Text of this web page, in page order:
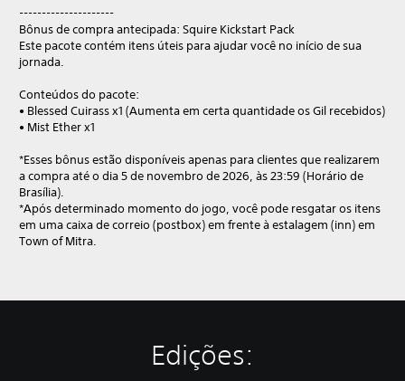
---------------------
Bônus de compra antecipada: Squire Kickstart Pack
Este pacote contém itens úteis para ajudar você no início de sua
jornada.
Conteúdos do pacote:
• Blessed Cuirass x1 (Aumenta em certa quantidade os Gil recebidos)
• Mist Ether x1
*Esses bônus estão disponíveis apenas para clientes que realizarem
a compra até o dia 5 de novembro de 2026, às 23:59 (Horário de
Brasília).
*Após determinado momento do jogo, você pode resgatar os itens
em uma caixa de correio (postbox) em frente à estalagem (inn) em
Town of Mitra.
Edições: